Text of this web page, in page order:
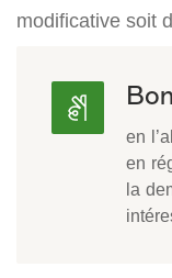
modificative soit
en
en
la